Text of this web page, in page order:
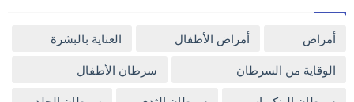
أمراض أمراض الأطفال
العناية بالبشرة
الوقاية من السرطان
سرطان الأطفال